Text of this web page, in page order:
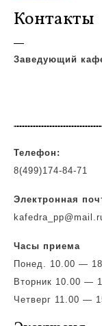
Контакты
—
Заведующий
Телефон:
8(499)174-84-71
Электронная
Часы приема
Понед. 10.00 —
Вторник 10.00 —
Четверг 11.00 —